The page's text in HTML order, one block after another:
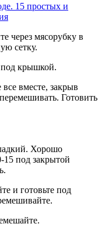
15 простых и
через мясорубку в
сетку.
под крышкой.
вместе, закрыв
Готовить
Хорошо
15 под закрытой
и готовьте под